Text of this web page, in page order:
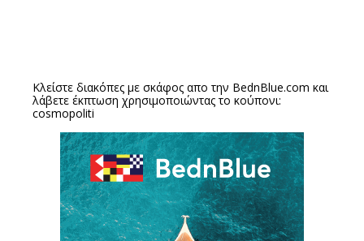
Κλείστε διακόπες με σκάφος απο την BednBlue.com και
λάβετε έκπτωση χρησιμοποιώντας το κούπονι:
cosmopoliti